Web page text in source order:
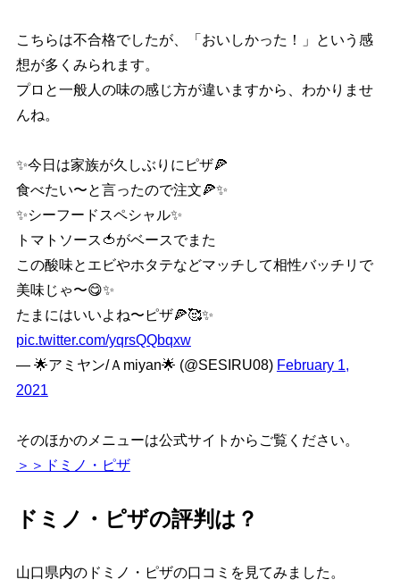
こちらは不合格でしたが、「おいしかった！」という感
想が多くみられます。
プロと一般人の味の感じ方が違いますから、わかりませ
んね。
✨今日は家族が久しぶりにピザ🍕
食べたい〜と言ったので注文🍕✨
✨シーフードスペシャル✨
トマトソース🍅がベースでまた
この酸味とエビやホタテなどマッチして相性バッチリで
美味じゃ〜😋✨
たまにはいいよね〜ピザ🍕🥰✨
pic.twitter.com/yqrsQQbqxw
— 🌟アミヤン/Ａmiyan🌟 (@SESIRU08) February 1,
2021
そのほかのメニューは公式サイトからご覧ください。
＞＞ドミノ・ピザ
ドミノ・ピザの評判は？
山口県内のドミノ・ピザの口コミを見てみました。